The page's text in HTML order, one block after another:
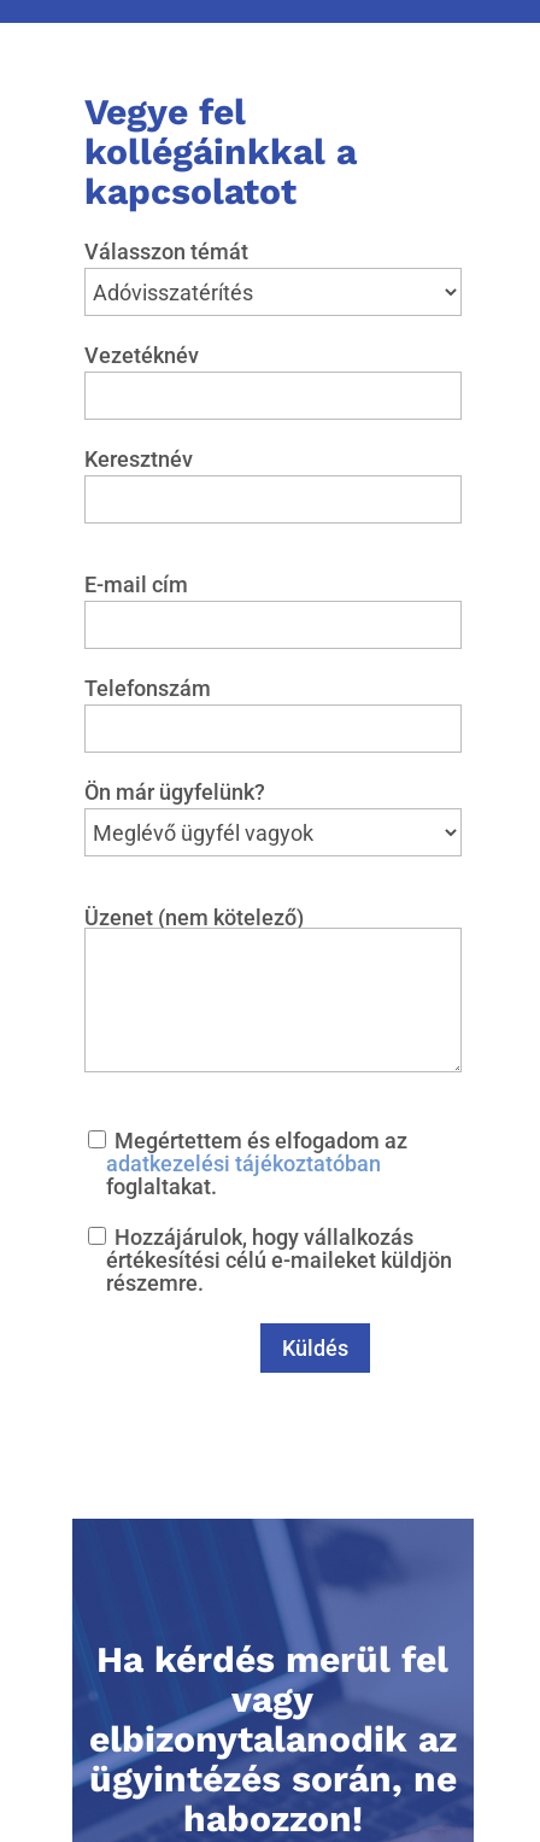
Vegye fel
kollégáinkkal a
kapcsolatot
Válasszon témát
Vezetéknév
Keresztnév
E-mail cím
Telefonszám
Ön már ügyfelünk?
Üzenet (nem kötelező)
Megértettem és elfogadom az
adatkezelési tájékoztatóban
foglaltakat.
Hozzájárulok, hogy vállalkozás
értékesítési célú e-maileket küldjön
részemre.
Ha kérdés merül fel
vagy
elbizonytalanodik az
ügyintézés során, ne
habozzon!